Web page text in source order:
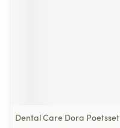
Dental Care Dora Poetsset